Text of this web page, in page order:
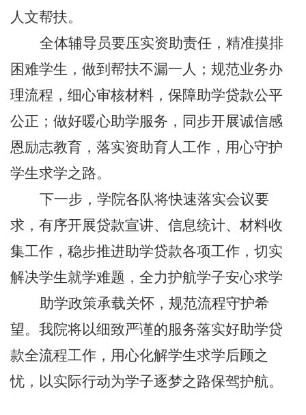
人文帮扶。
全体辅导员要压实资助责任，精准摸排
困难学生，做到帮扶不漏一人；规范业务办
理流程，细心审核材料，保障助学贷款公平
公正；做好暖心助学服务，同步开展诚信感
恩励志教育，落实资助育人工作，用心守护
学生求学之路。
下一步，学院各队将快速落实会议要
求，有序开展贷款宣讲、信息统计、材料收
集工作，稳步推进助学贷款各项工作，切实
解决学生就学难题，全力护航学子安心求学
助学政策承载关怀，规范流程守护希
望。我院将以细致严谨的服务落实好助学贷
款全流程工作，用心化解学生求学后顾之
忧，以实际行动为学子逐梦之路保驾护航。